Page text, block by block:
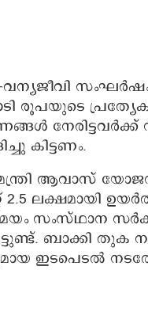
രൂപയുടെ
നേരിട്ടവർക്ക്
കിട്ടണം.
ആവാസ് യോജന
ലക്ഷമായി
സംസ്ഥാന
ബാക്കി തുക
ഇടപെടൽ